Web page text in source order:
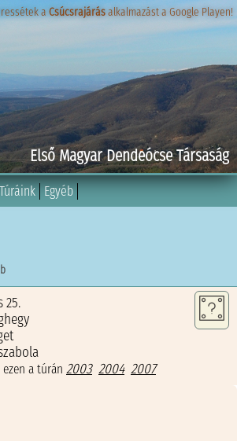
Első Magyar Dendeócse Társaság
aCsúcsrajárásalkalmazást a Google Playen!
aCsúcsrajárásalkalmazást a Google Playen!
Túráink Egyéb
25.
a túrán 2003 2004 2007